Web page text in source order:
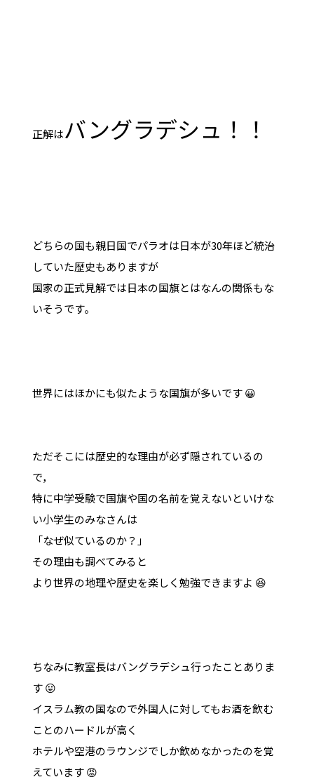
正解はバングラデシュ！！
どちらの国も親日国でパラオは日本が30年ほど統治
していた歴史もありますが
国家の正式見解では日本の国旗とはなんの関係もな
いそうです。
世界にはほかにも似たような国旗が多いです 😀
ただそこには歴史的な理由が必ず隠されているの
で，
特に中学受験で国旗や国の名前を覚えないといけな
い小学生のみなさんは
「なぜ似ているのか？」
その理由も調べてみると
より世界の地理や歴史を楽しく勉強できますよ 😆
ちなみに教室長はバングラデシュ行ったことありま
す 😛
イスラム教の国なので外国人に対してもお酒を飲む
ことのハードルが高く
ホテルや空港のラウンジでしか飲めなかったのを覚
えています 😡